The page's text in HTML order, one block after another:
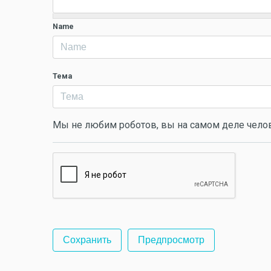
Name
Тема
Мы не любим роботов, вы на самом деле